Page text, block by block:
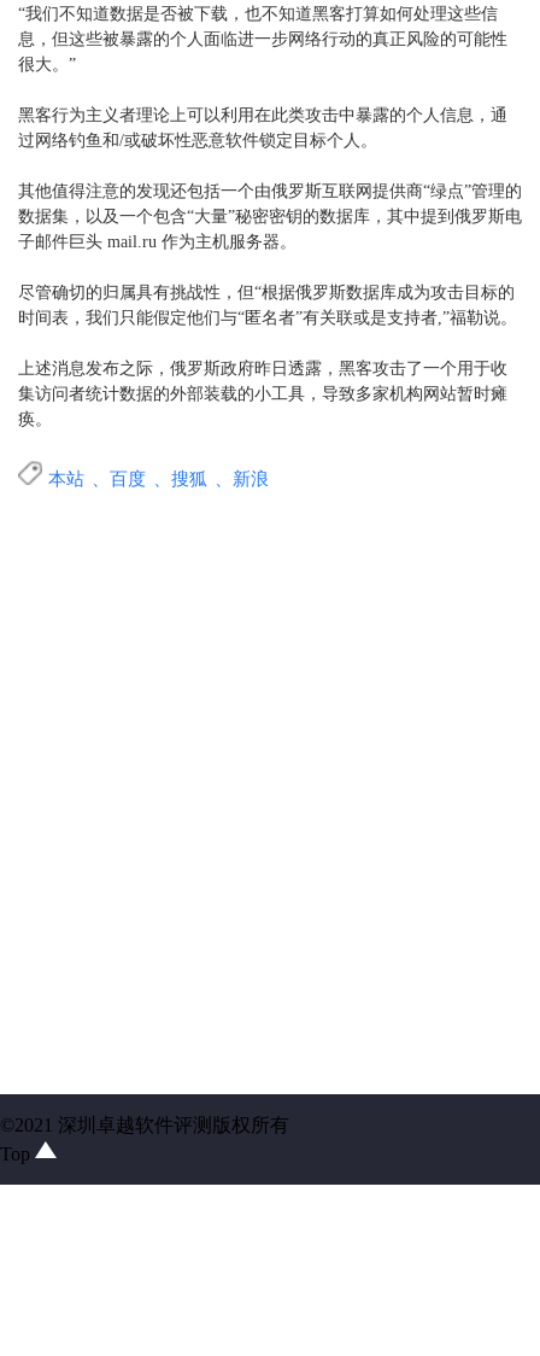
“我们不知道数据是否被下载，也不知道黑客打算如何处理这些信
息，但这些被暴露的个人面临进一步网络行动的真正风险的可能性
很大。”
黑客行为主义者理论上可以利用在此类攻击中暴露的个人信息，通
过网络钓鱼和/或破坏性恶意软件锁定目标个人。
其他值得注意的发现还包括一个由俄罗斯互联网提供商“绿点”管理的
数据集，以及一个包含“大量”秘密密钥的数据库，其中提到俄罗斯电
子邮件巨头 mail.ru 作为主机服务器。
尽管确切的归属具有挑战性，但“根据俄罗斯数据库成为攻击目标的
时间表，我们只能假定他们与“匿名者”有关联或是支持者,”福勒说。
上述消息发布之际，俄罗斯政府昨日透露，黑客攻击了一个用于收
集访问者统计数据的外部装载的小工具，导致多家机构网站暂时瘫
痪。
本站 、百度 、搜狐 、新浪
©2021 深圳卓越软件评测版权所有
Top